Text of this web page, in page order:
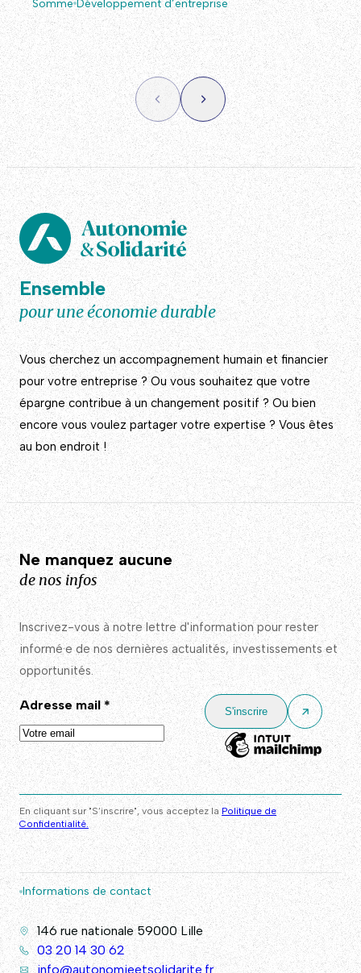
Somme Développement d’entreprise
Ensemble
pour une économie durable
Vous cherchez un accompagnement humain et financier
pour votre entreprise ? Ou vous souhaitez que votre
épargne contribue à un changement positif ? Ou bien
encore vous voulez partager votre expertise ? Vous êtes
au bon endroit !
Ne manquez aucune
de nos infos
Inscrivez-vous à notre lettre d'information pour rester
informé·e de nos dernières actualités, investissements et
opportunités.
Adresse mail*
En cliquant sur "S’inscrire", vous acceptez la Politique de
Confidentialité.
Informations de contact
146 rue nationale 59000 Lille
03 20 14 30 62
info@autonomieetsolidarite.fr